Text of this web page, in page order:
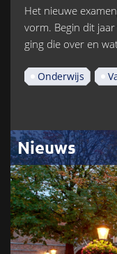
Het nieuwe
vorm. Begin dit
ging die over en
Onderwijs
Nieuws